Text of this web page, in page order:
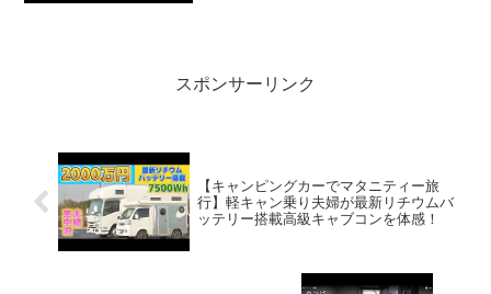
スポンサーリンク
【キャンピングカーでマタニティー旅
行】軽キャン乗り夫婦が最新リチウムバ
ッテリー搭載高級キャブコンを体感！